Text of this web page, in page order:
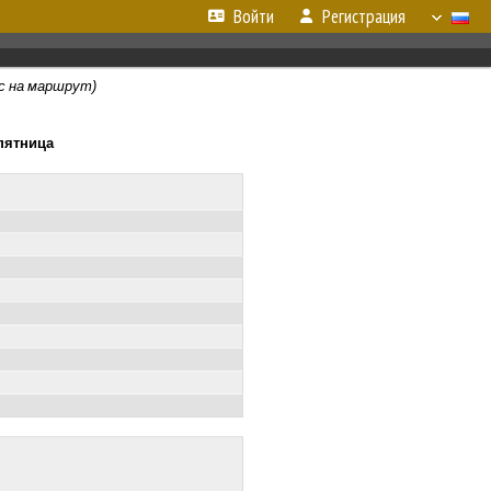
Войти Регистрация
на маршрут)